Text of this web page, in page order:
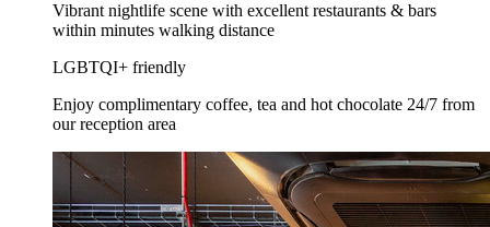
Vibrant nightlife scene with excellent restaurants & bars
within minutes walking distance
LGBTQI+ friendly
Enjoy complimentary coffee, tea and hot chocolate 24/7 from
our reception area